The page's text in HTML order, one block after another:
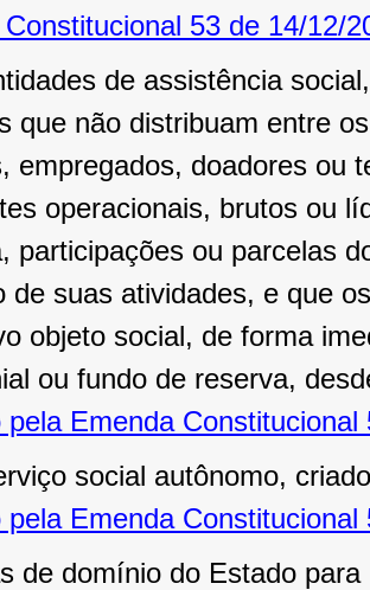
53 de 14/12/
de assistência
que não distribuam entre
empregados, doadores ou
operacionais, brutos ou
participações ou parcelas
de suas atividades, e que
objeto social, de forma
ou fundo de reserva,
pela Emenda Constitucional
social autônomo,
pela Emenda Constitucional
de domínio do Estado